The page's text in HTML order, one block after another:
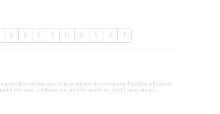
Ŗ S Š T U Ū V Z Ž
vārdus, gan lielākus tekstus abos virzienos. Papildus tulkošanai
savas zināšanas par latviešu valodu un izpētīt savas saknes.